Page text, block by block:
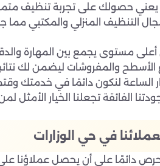
يعني حصولك على تجربة تنظيف
التنظيف المنزلي والمكتبي مما
مستوى يجمع بين المهارة
الأسطح والمفروشات ليضمن لك
الساعة لنكون دائمًا في خدمتك
الفائقة تجعلنا الخيار
في حي الوزارات
دائمًا على أن يحصل عملاؤنا